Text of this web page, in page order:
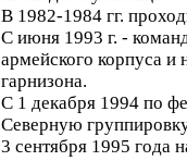
В 1982-1984 гг.
С июня 1993 г. -
армейского корпуса и
гарнизона.
С 1 декабря 1994 по
Северную
3 сентября 1995 года